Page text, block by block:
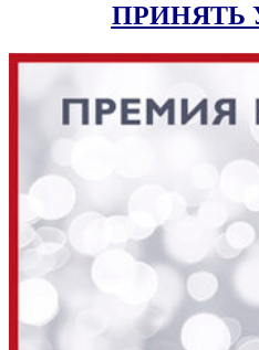
ПРИНЯТЬ